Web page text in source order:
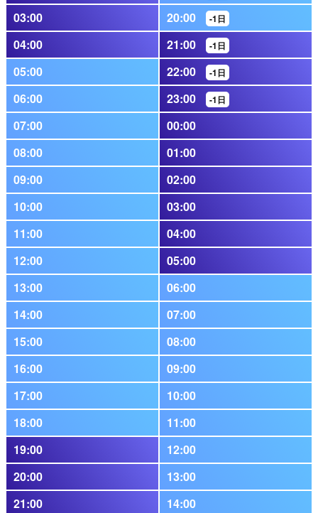
03:00 20:00 -1日
04:00 21:00 -1日
05:00 22:00 -1日
06:00 23:00 -1日
07:00
00:00
08:00
01:00
09:00
02:00
10:00
03:00
11:00
04:00
12:00
05:00
13:00
06:00
14:00
07:00
15:00
08:00
16:00
09:00
17:00
10:00
18:00
11:00
19:00
12:00
20:00
13:00
21:00
14:00